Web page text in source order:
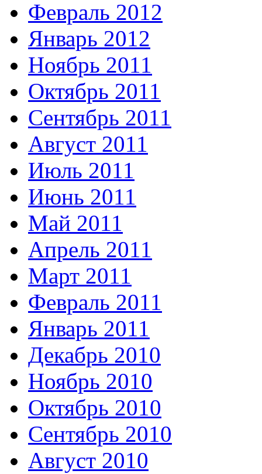
Февраль 2012
Январь 2012
Ноябрь 2011
Октябрь 2011
Сентябрь 2011
Август 2011
Июль 2011
Июнь 2011
Май 2011
Апрель 2011
Март 2011
Февраль 2011
Январь 2011
Декабрь 2010
Ноябрь 2010
Октябрь 2010
Сентябрь 2010
Август 2010